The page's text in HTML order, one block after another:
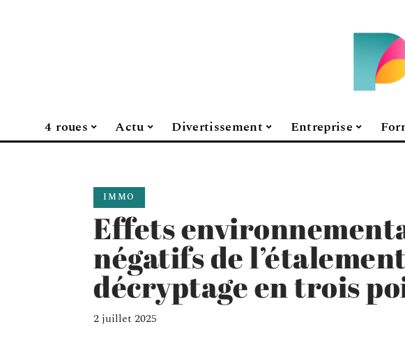
4 roues Actu Divertissement Entreprise
IMMO
Effets
négatifs de
décryptage en trois
2 juillet 2025